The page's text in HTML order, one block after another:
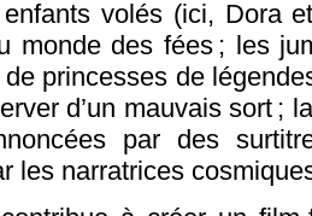
volés (ici, Dora
monde des fées ; les
princesses de
d’un mauvais sort ;
par des
les narratrices